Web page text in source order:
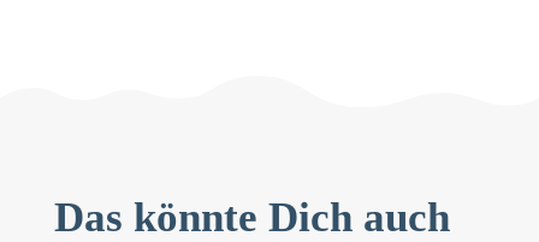
Das könnte Dich auch